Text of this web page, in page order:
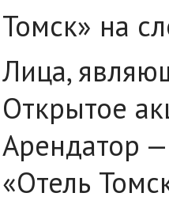
Томск» на
Лица,
Открытое
Арендатор
«Отель